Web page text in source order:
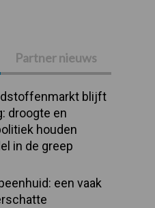
Partner nieuws
blijft
droogte en
houden
in de greep
een vaak